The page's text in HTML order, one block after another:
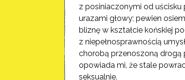
z posiniaczonymi od
urazami głowy; pewien
bliznę w kształcie końskiej
z niepełnosprawnością
chorobą przenoszoną drogą
opowiada mi, że stale
seksualnie.